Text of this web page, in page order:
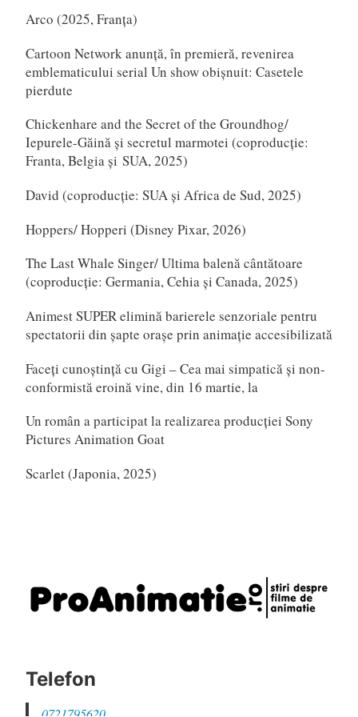
Arco (2025, Franța)
Cartoon Network anunță, în premieră, revenirea
emblematicului serial Un show obișnuit: Casetele
pierdute
Chickenhare and the Secret of the Groundhog/
Iepurele-Găină și secretul marmotei (coproducție:
Franta, Belgia și SUA, 2025)
David (coproducție: SUA și Africa de Sud, 2025)
Hoppers/ Hopperi (Disney Pixar, 2026)
The Last Whale Singer/ Ultima balenă cântătoare
(coproducție: Germania, Cehia și Canada, 2025)
Animest SUPER elimină barierele senzoriale pentru
spectatorii din șapte orașe prin animație accesibilizată
Faceți cunoștință cu Gigi – Cea mai simpatică și non-
conformistă eroină vine, din 16 martie, la
Un român a participat la realizarea producției Sony
Pictures Animation Goat
Scarlet (Japonia, 2025)
Telefon
0721795620